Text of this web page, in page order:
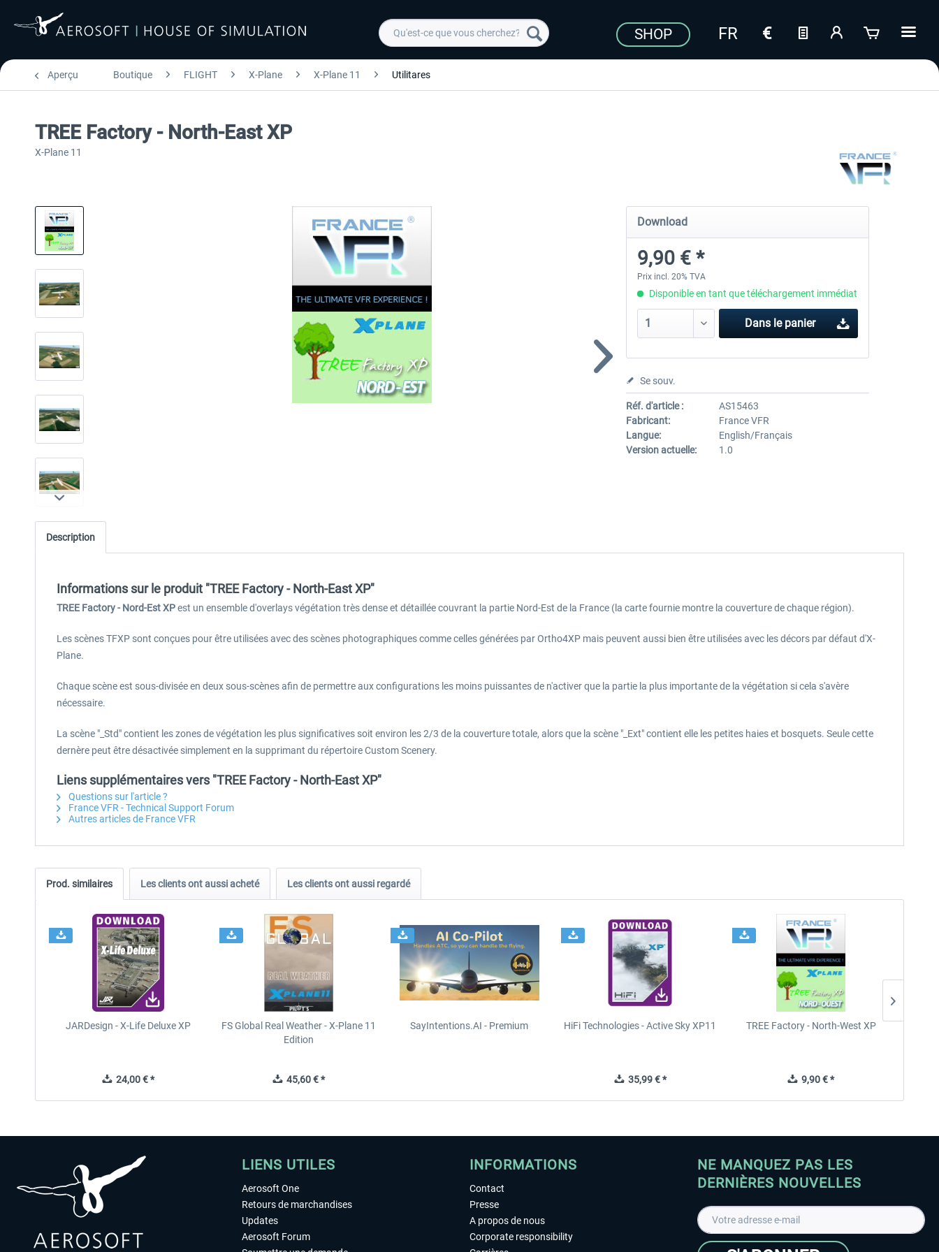
SHOP
Aperçu Boutique FLIGHT X-Plane X-Plane 11 Utilitares
TREE Factory - North-East XP
X-Plane 11
Download
9,90 € *
Prix incl. 20% TVA
Disponible en tant que téléchargement immédiat
Dans le panier
Se souv.
Réf. d'article :
AS15463
Fabricant:
France VFR
Langue:
English/Français
Version actuelle:
1.0
Description
Informations sur le produit "TREE Factory - North-East XP"
TREE Factory - Nord-Est XPest un ensemble d'overlays végétation très dense et détaillée couvrant la partie Nord-Est de la France (la carte fournie montre la couverture de chaque région).
Les scènes TFXP sont conçues pour être utilisées avec des scènes photographiques comme celles générées par Ortho4XP mais peuvent aussi bien être utilisées avec les décors par défaut d'X-
Plane.
Chaque scène est sous-divisée en deux sous-scènes afin de permettre aux configurations les moins puissantes de n'activer que la partie la plus importante de la végétation si cela s'avère
nécessaire.
La scène "_Std" contient les zones de végétation les plus significatives soit environ les 2/3 de la couverture totale, alors que la scène "_Ext" contient elle les petites haies et bosquets. Seule cette
dernère peut être désactivée simplement en la supprimant du répertoire Custom Scenery.
Liens supplémentaires vers "TREE Factory - North-East XP"
Questions sur l'article ?
France VFR - Technical Support Forum
Autres articles de France VFR
Prod. similaires Les clients ont aussi acheté Les clients ont aussi regardé
JARDesign - X-Life Deluxe XP
24,00 € *
FS Global Real Weather - X-Plane 11
Edition
45,60 € *
SayIntentions.AI - Premium HiFi Technologies - Active Sky XP11
35,99 € *
TREE Factory - North-West XP
9,90 € *
LIENS UTILES
Aerosoft One
Retours de marchandises
Updates
Aerosoft Forum
INFORMATIONS
Contact
Presse
A propos de nous
Corporate responsibility
NE MANQUEZ PAS LES
DERNIÈRES NOUVELLES